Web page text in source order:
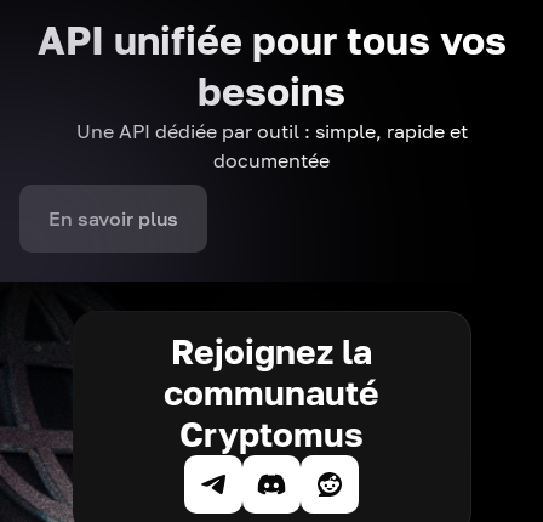
API unifiée pour tous vos
besoins
Une API dédiée par outil : simple, rapide et
documentée
En savoir plus
Rejoignez la
communauté
Cryptomus